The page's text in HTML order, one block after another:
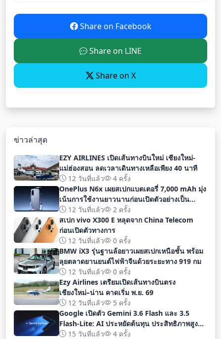
Share on Facebook
Share on LINE
Share on X
ข่าวล่าสุด
EZY AIRLINES เปิดเส้นทางบินใหม่ เชียงใหม่-
แม่ฮ่องสอน ลดเวลาเดินทางเหลือเพียง 40 นาที
12 วันที่แล้ว
4 ครั้ง
OnePlus N6x เผยสเปกแบตเตอรี่ 7,000 mAh มุ่ง
เน้นการใช้งานยาวนานก่อนเปิดตัวอย่างเป็น
ทางการ
12 วันที่แล้ว
2 ครั้ง
สเปก vivo X300 E หลุดจาก China Telecom
ก่อนเปิดตัวทางการ
12 วันที่แล้ว
0 ครั้ง
BMW iX3 รุ่นฐานล้อยาวเผยสเปกเหนือชั้น พร้อม
ลุยตลาดยานยนต์ไฟฟ้าจีนด้วยระยะทาง 919 กม
12 วันที่แล้ว
0 ครั้ง
Ezy Airlines เตรียมเปิดเส้นทางบินตรง
เชียงใหม่–น่าน คาดเริ่ม พ.ย. 69
12 วันที่แล้ว
5 ครั้ง
Google เปิดตัว Gemini 3.6 Flash และ 3.5
Flash-Lite: AI ประหยัดต้นทุน ประสิทธิภาพสูง
สำหรับนักพัฒนา
15 วันที่แล้ว 4 ครั้ง